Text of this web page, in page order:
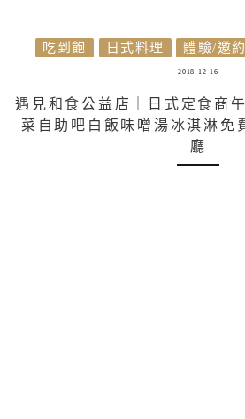
吃到飽 日式料理 體驗/邀約
2018-12-16
遇見和食公益店｜日式定食商
菜自助吧白飯味噌湯冰淇淋免
廳